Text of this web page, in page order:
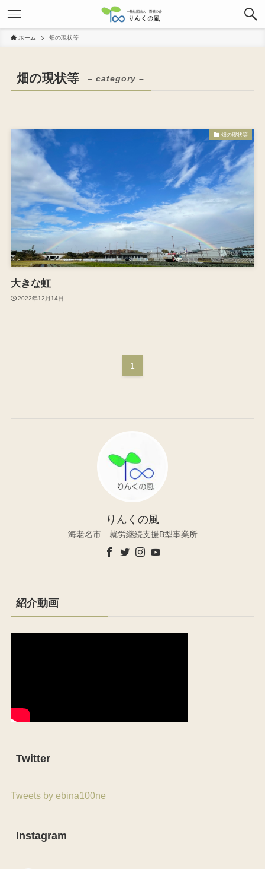
ホーム 畑の現状等
畑の現状等 – category –
畑の現状等
大きな虹
2022年12月14日
1
りんくの風
海老名市 就労継続支援B型事業所
紹介動画
Twitter
Tweets by ebina100ne
Instagram